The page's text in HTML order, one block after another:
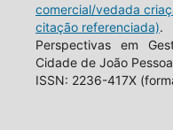
comercial/vedada
citação referenciada).
Perspectivas em
Cidade de João
ISSN: 2236-417X